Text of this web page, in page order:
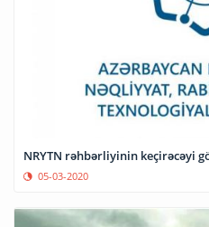
NRYTN rəhbərliyinin keçirəcəyi
05-03-2020